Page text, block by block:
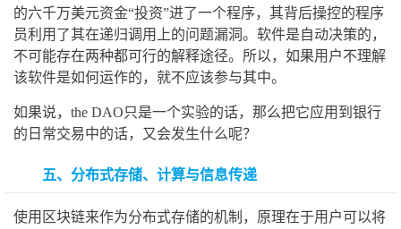
的六千万美元资金“投资”进了一个程序，其背后操控的程序
员利用了其在递归调用上的问题漏洞。软件是自动决策的，
不可能存在两种都可行的解释途径。所以，如果用户不理解
该软件是如何运作的，就不应该参与其中。
如果说，the DAO只是一个实验的话，那么把它应用到银行
的日常交易中的话，又会发生什么呢？
五、分布式存储、计算与信息传递
使用区块链来作为分布式存储的机制，原理在于用户可以将